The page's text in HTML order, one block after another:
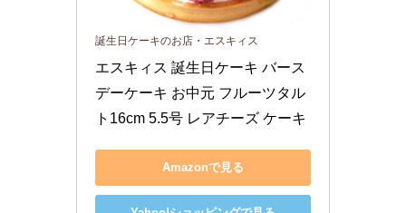
誕生日ケーキのお店・エスキィス
エスキィス 誕生日ケーキ バース
デーケーキ お中元 フルーツタル
ト16cm 5.5号 レアチーズ ケーキ
Amazonで見る